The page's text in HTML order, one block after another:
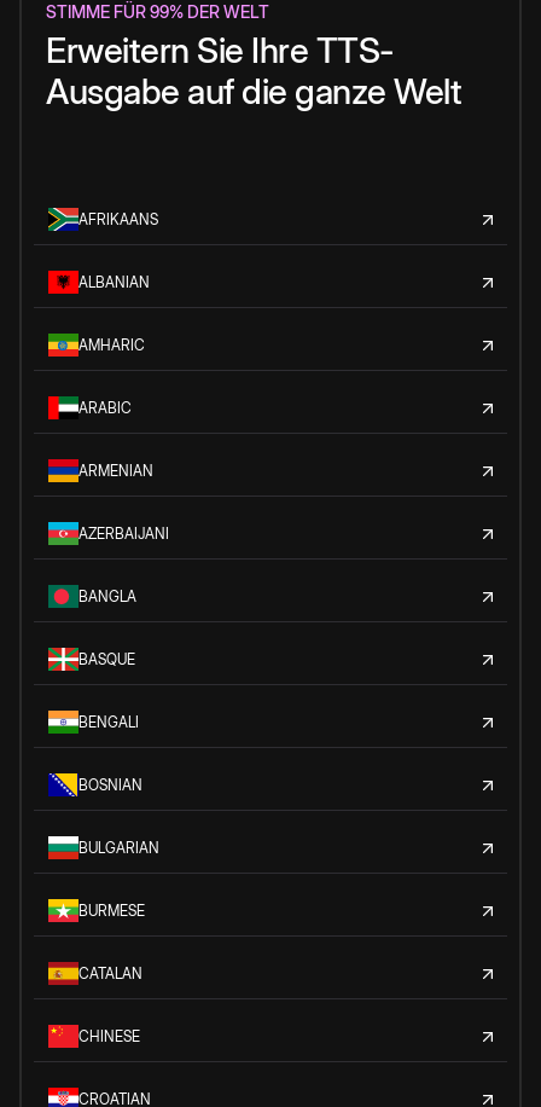
STIMME FÜR 99% DER WELT
Erweitern Sie Ihre TTS-
Ausgabe auf die ganze Welt
AFRIKAANS
ALBANIAN
AMHARIC
ARABIC
ARMENIAN
AZERBAIJANI
BANGLA
BASQUE
BENGALI
BOSNIAN
BULGARIAN
BURMESE
CATALAN
CHINESE
CROATIAN